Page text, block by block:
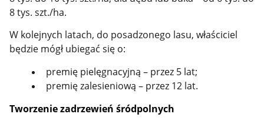
8 tys. szt./ha.
W kolejnych latach, do posadzonego lasu, właściciel
będzie mógł ubiegać się o:
premię pielęgnacyjną – przez 5 lat;
premię zalesieniową – przez 12 lat.
Tworzenie zadrzewień śródpolnych